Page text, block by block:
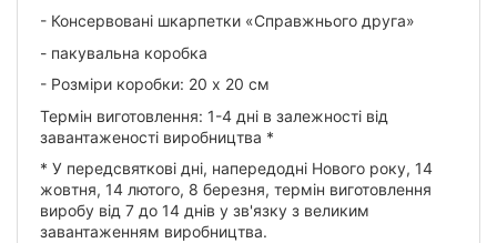
- Консервовані шкарпетки «Справжнього друга»
- пакувальна коробка
- Розміри коробки: 20 х 20 см
Термін виготовлення: 1-4 дні в залежності від
завантаженості виробництва *
* У передсвяткові дні, напередодні Нового року, 14
жовтня, 14 лютого, 8 березня, термін виготовлення
виробу від 7 до 14 днів у зв'язку з великим
завантаженням виробництва.